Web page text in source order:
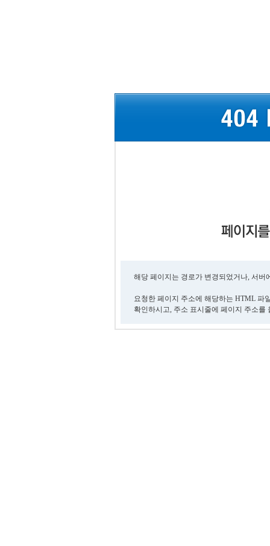
해당 페이지는 경로가 변경되었거나, 서
요청한 페이지 주소에 해당하는 HTML 파
확인하시고, 주소 표시줄에 페이지 주소